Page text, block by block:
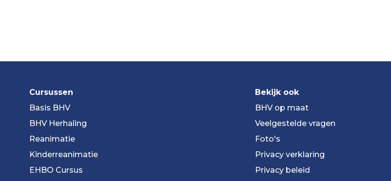
Cursussen
Basis BHV
BHV Herhaling
Reanimatie
Kinderreanimatie
EHBO Cursus
Bekijk ook
BHV op maat
Veelgestelde vragen
Foto's
Privacy verklaring
Privacy beleid